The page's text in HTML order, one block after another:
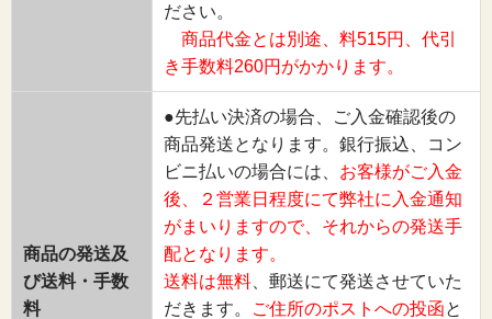
ださい。
商品代金とは別途、料515円、代引
き手数料260円がかかります。
商品の発送及
び送料・手数
料
●先払い決済の場合、ご入金確認後の
商品発送となります。銀行振込、コン
ビニ払いの場合には、 お客様がご入金
後、２営業日程度にて弊社に入金通知
がまいりますので、それからの発送手
配となります。
送料は無料 、郵送にて発送させていた
だきます。
ご住所のポストへの投函と